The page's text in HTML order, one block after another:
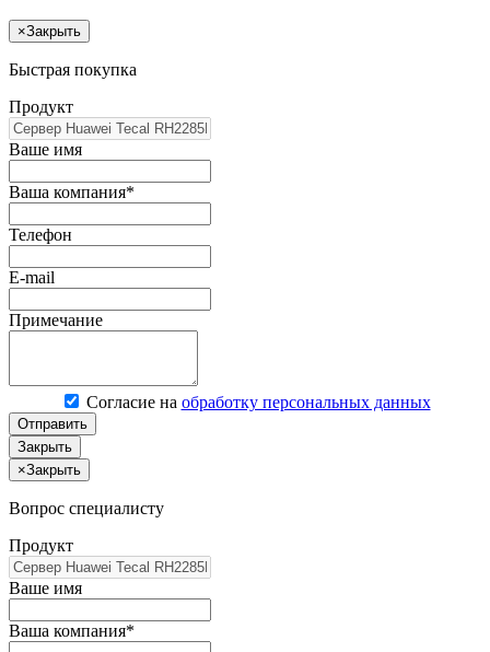
×Закрыть
Быстрая покупка
Продукт
Ваше имя
Ваша компания*
Телефон
E-mail
Примечание
Согласие на обработку персональных данных
Отправить
Закрыть
×Закрыть
Вопрос специалисту
Продукт
Ваше имя
Ваша компания*